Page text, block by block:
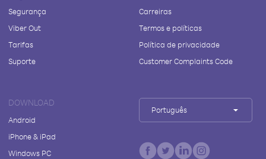
Segurança
Viber Out
Tarifas
Suporte
Carreiras
Termos e políticas
Política de privacidade
Customer Complaints Code
DOWNLOAD
Android
iPhone & iPad
Windows PC
Português